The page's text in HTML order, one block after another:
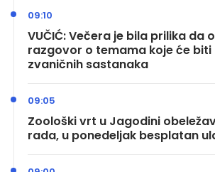
VUČIĆ: Večera je bila prilika da
razgovor o temama koje će biti
zvaničnih sastanaka
09:10
Zoološki vrt u Jagodini
rada, u ponedeljak besplatan
09:05